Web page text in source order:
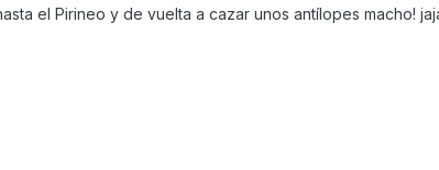
el Pirineo y de vuelta a cazar unos antílopes macho!